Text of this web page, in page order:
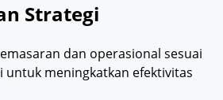
Strategi
dan operasional sesuai
untuk meningkatkan efektivitas